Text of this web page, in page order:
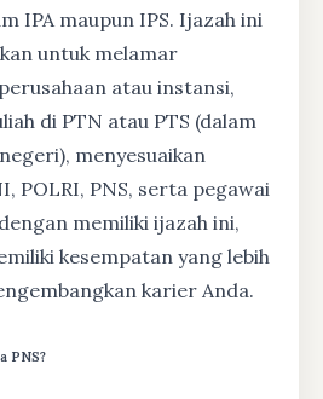
IPA maupun IPS. Ijazah ini
untuk melamar
atau instansi,
di PTN atau PTS (dalam
menyesuaikan
POLRI, PNS, serta pegawai
memiliki ijazah ini,
kesempatan yang lebih
karier Anda.
PNS?